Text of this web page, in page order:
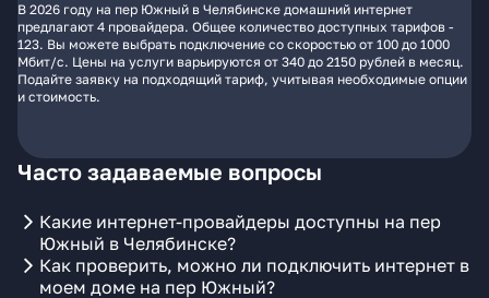
В 2026 году на пер Южный в Челябинске домашний интернет
предлагают 4 провайдера. Общее количество доступных тарифов -
123. Вы можете выбрать подключение со скоростью от 100 до 1000
Мбит/с. Цены на услуги варьируются от 340 до 2150 рублей в месяц.
Подайте заявку на подходящий тариф, учитывая необходимые опции
и стоимость.
Часто задаваемые вопросы
Какие интернет-провайдеры доступны на пер
Южный в Челябинске?
Как проверить, можно ли подключить интернет в
моем доме на пер Южный?